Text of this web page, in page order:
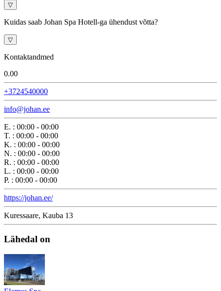
▽
Kuidas saab Johan Spa Hotell-ga ühendust võtta?
▽
Kontaktandmed
0.00
+3724540000
info@johan.ee
E. : 00:00 - 00:00
T. : 00:00 - 00:00
K. : 00:00 - 00:00
N. : 00:00 - 00:00
R. : 00:00 - 00:00
L. : 00:00 - 00:00
P. : 00:00 - 00:00
https://johan.ee/
Kuressaare, Kauba 13
Lähedal on